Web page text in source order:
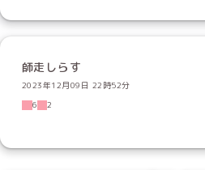
師走しらす
2023年12月09日 22時52分
6
2